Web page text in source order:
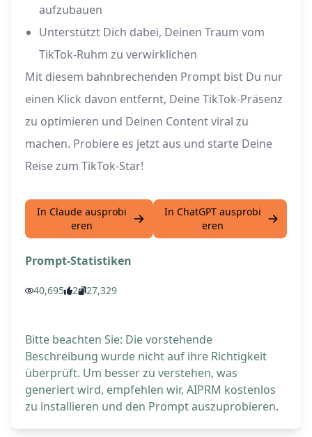
aufzubauen
Unterstützt Dich dabei, Deinen Traum vom
TikTok-Ruhm zu verwirklichen
Mit diesem bahnbrechenden Prompt bist Du nur
einen Klick davon entfernt, Deine TikTok-Präsenz
zu optimieren und Deinen Content viral zu
machen. Probiere es jetzt aus und starte Deine
Reise zum TikTok-Star!
In Claude ausprobi
eren
In ChatGPT ausprobi
eren
Prompt-Statistiken
40,695 2 27,329
Bitte beachten Sie: Die vorstehende
Beschreibung wurde nicht auf ihre Richtigkeit
überprüft. Um besser zu verstehen, was
generiert wird, empfehlen wir, AIPRM kostenlos
zu installieren und den Prompt auszuprobieren.